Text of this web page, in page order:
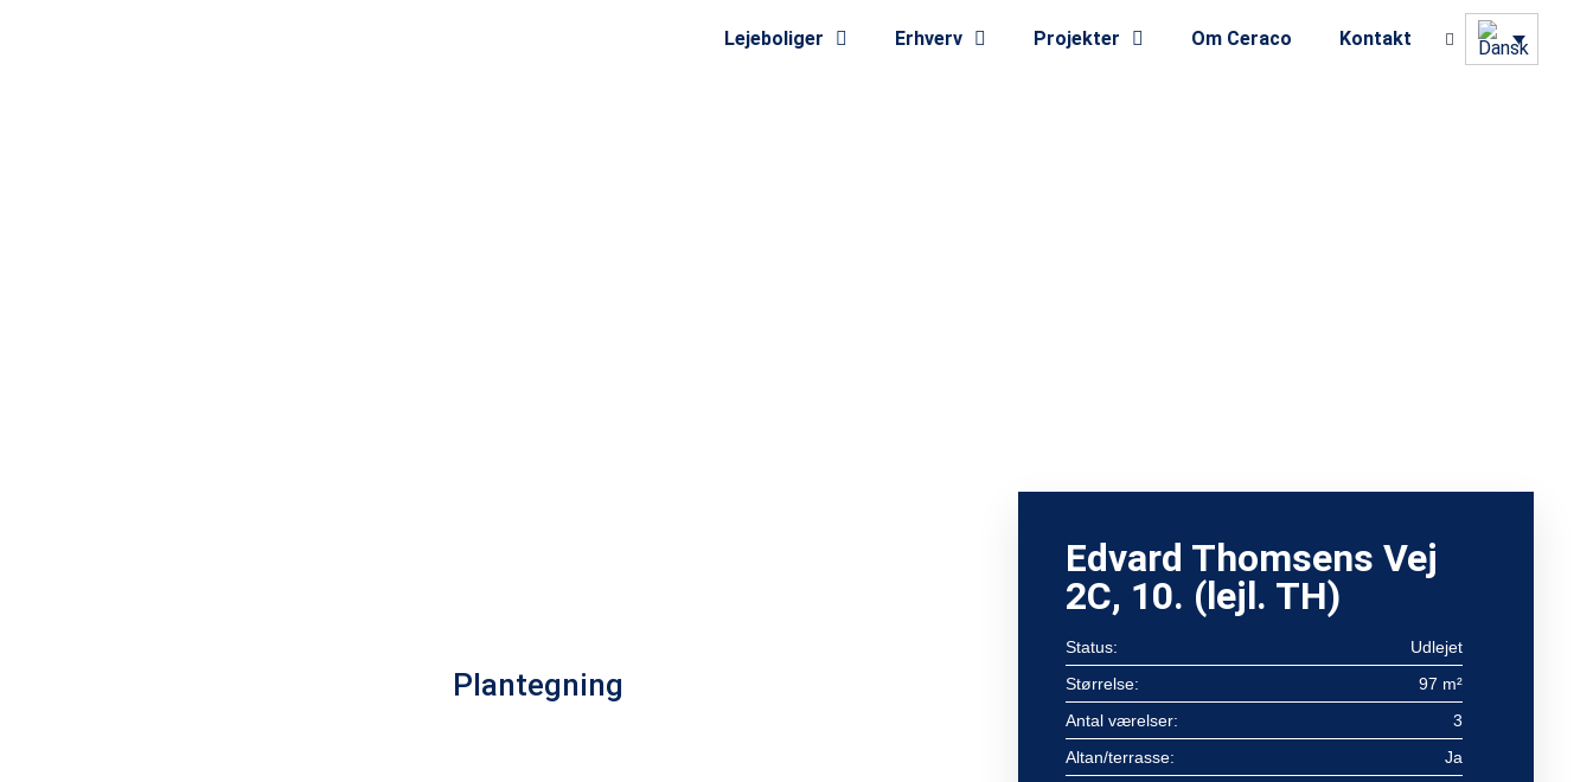
Lejeboliger Erhverv Projekter Om Ceraco Kontakt
Plantegning
Edvard Thomsens Vej
2C, 10. (lejl. TH)
Status:
Udlejet
Størrelse:
97 m²
Antal værelser:
3
Altan/terrasse:
Ja